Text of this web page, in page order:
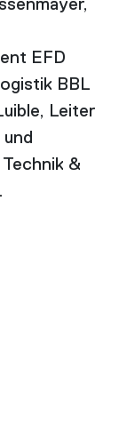
EFD
BBL
Leiter
&